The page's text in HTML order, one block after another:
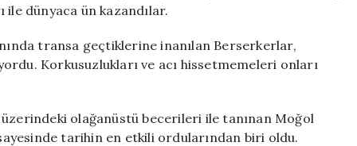
ile dünyaca ün kazandılar.
transa geçtiklerine inanılan Berserkerlar,
Korkusuzlukları ve acı hissetmemeleri onları
olağanüstü becerileri ile tanınan Moğol
tarihin en etkili ordularından biri oldu.